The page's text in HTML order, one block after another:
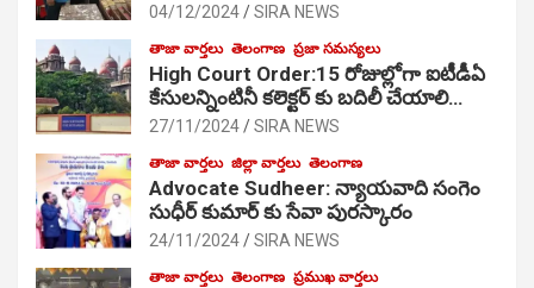
04/12/2024 SIRA NEWS
తాజా వార్తలు తెలంగాణ ప్రజా సమస్యలు
High Court Order:15 రోజుల్లోగా ఐటీడీఏ
కేసులన్నింటినీ కలెక్టర్ కు బదిలీ చేయాలి…
27/11/2024 SIRA NEWS
తాజా వార్తలు జిల్లా వార్తలు తెలంగాణ
Advocate Sudheer: న్యాయవాది సంగెం
సుధీర్ కుమార్ కు సేవా పురస్కారం
24/11/2024 SIRA NEWS
తాజా వార్తలు తెలంగాణ ప్రముఖ వార్తలు